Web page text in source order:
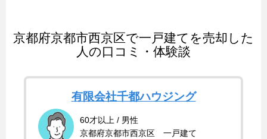
京都府京都市西京区で一戸建てを売却した
人の口コミ・体験談
有限会社千都ハウジング
60才以上 / 男性
京都府京都市西京区 一戸建て